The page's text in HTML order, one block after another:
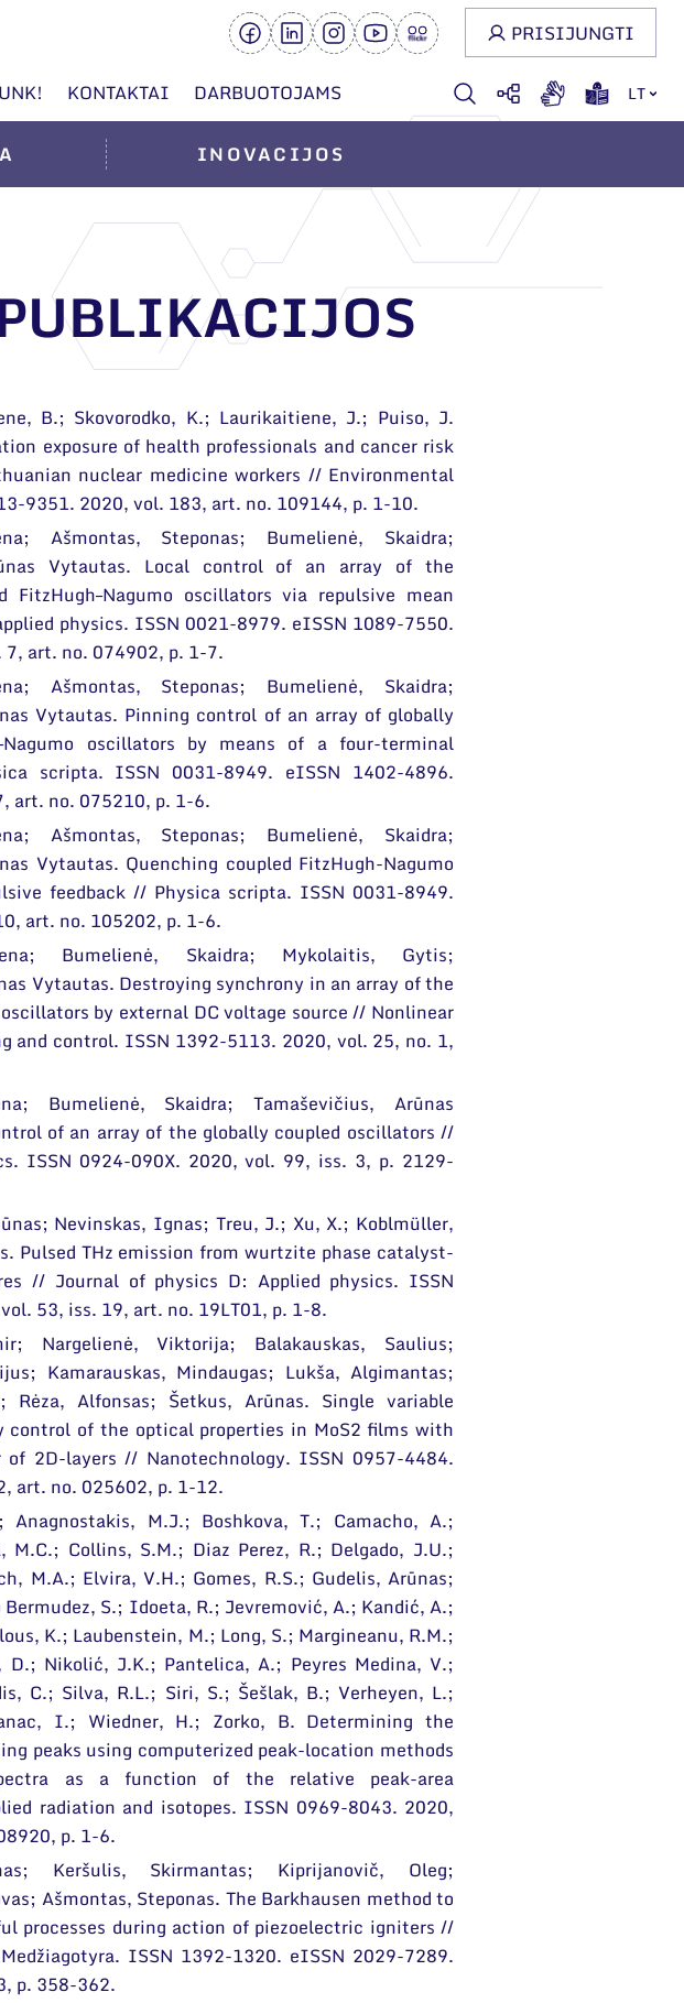
KONTAKTAI DARBUOTOJAMS LT
PRISIJUNGTI
INOVACIJOS
B.; Skovorodko, K.; Laurikaitiene, J.; Puiso, J.
exposure of health professionals and cancer risk
nuclear medicine workers // Environmental
9351. 2020, vol. 183, art. no. 109144, p. 1-10.
Ašmontas, Steponas; Bumelienė, Skaidra;
Vytautas. Local control of an array of the
FitzHugh–Nagumo oscillators via repulsive mean
physics. ISSN 0021-8979. eISSN 1089-7550.
art. no. 074902, p. 1-7.
Ašmontas, Steponas; Bumelienė, Skaidra;
Vytautas. Pinning control of an array of globally
oscillators by means of a four-terminal
scripta. ISSN 0031-8949. eISSN 1402-4896.
art. no. 075210, p. 1-6.
Ašmontas, Steponas; Bumelienė, Skaidra;
Vytautas. Quenching coupled FitzHugh-Nagumo
feedback // Physica scripta. ISSN 0031-8949.
art. no. 105202, p. 1-6.
Bumelienė, Skaidra; Mykolaitis, Gytis;
Vytautas. Destroying synchrony in an array of the
by external DC voltage source // Nonlinear
and control. ISSN 1392-5113. 2020, vol. 25, no. 1,
Bumelienė, Skaidra; Tamaševičius, Arūnas
of an array of the globally coupled oscillators //
ISSN 0924-090X. 2020, vol. 99, iss. 3, p. 2129-
Nevinskas, Ignas; Treu, J.; Xu, X.; Koblmüller,
Pulsed THz emission from wurtzite phase catalyst-
// Journal of physics D: Applied physics. ISSN
53, iss. 19, art. no. 19LT01, p. 1-8.
Nargelienė, Viktorija; Balakauskas, Saulius;
Kamarauskas, Mindaugas; Lukša, Algimantas;
Rėza, Alfonsas; Šetkus, Arūnas. Single variable
control of the optical properties in MoS2 films with
of 2D-layers // Nanotechnology. ISSN 0957-4484.
art. no. 025602, p. 1-12.
Anagnostakis, M.J.; Boshkova, T.; Camacho, A.;
M.C.; Collins, S.M.; Diaz Perez, R.; Delgado, J.U.;
M.A.; Elvira, V.H.; Gomes, R.S.; Gudelis, Arūnas;
S.; Idoeta, R.; Jevremović, A.; Kandić, A.;
K.; Laubenstein, M.; Long, S.; Margineanu, R.M.;
Nikolić, J.K.; Pantelica, A.; Peyres Medina, V.;
C.; Silva, R.L.; Siri, S.; Šešlak, B.; Verheyen, L.;
I.; Wiedner, H.; Zorko, B. Determining the
peaks using computerized peak-location methods
as a function of the relative peak-area
radiation and isotopes. ISSN 0969-8043. 2020,
p. 1-6.
Keršulis, Skirmantas; Kiprijanovič, Oleg;
Ašmontas, Steponas. The Barkhausen method to
processes during action of piezoelectric igniters //
ISSN 1392-1320. eISSN 2029-7289.
p. 358-362.